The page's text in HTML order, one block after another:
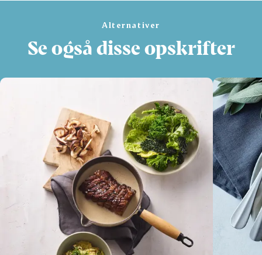
Alternativer
Se også disse opskrifter